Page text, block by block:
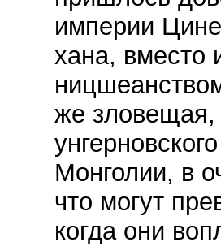
империи
хана, вместо
же зловещая,
Монголии, в
что могут
когда они